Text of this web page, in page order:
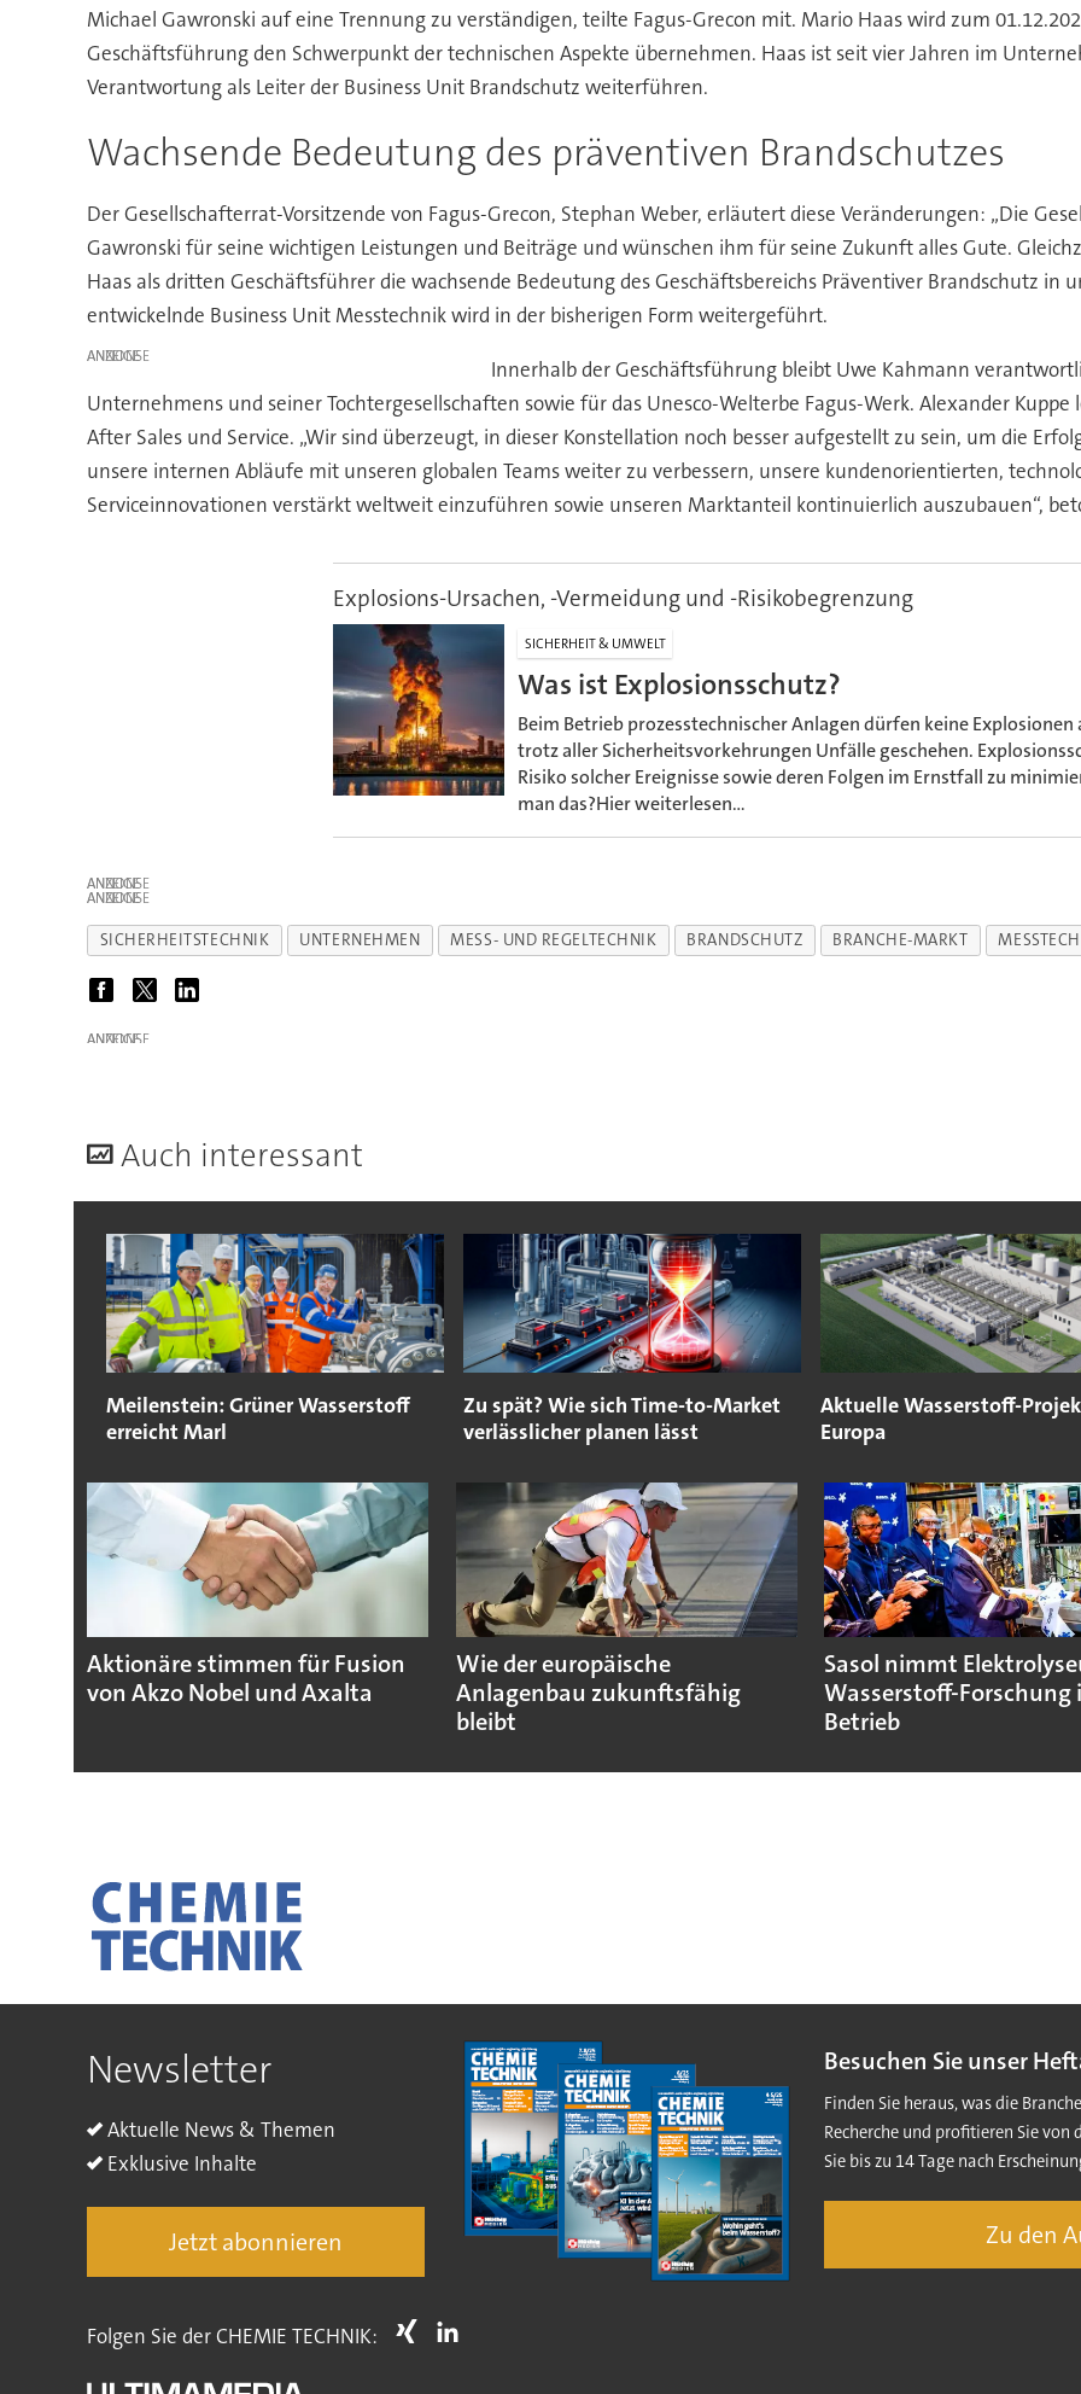
Michael Gawronski auf eine Trennung zu verständigen, teilte Fagus-Grecon mit. Mario Haas wird zum
Geschäftsführung den Schwerpunkt der technischen Aspekte übernehmen. Haas ist seit vier Jahren im
Verantwortung als Leiter der Business Unit Brandschutz weiterführen.
Wachsende Bedeutung des präventiven Brandschutzes
Der Gesellschafterrat-Vorsitzende von Fagus-Grecon, Stephan Weber, erläutert diese Veränderungen: „Die
Gawronski für seine wichtigen Leistungen und Beiträge und wünschen ihm für seine Zukunft alles Gute.
Haas als dritten Geschäftsführer die wachsende Bedeutung des Geschäftsbereichs Präventiver Brandschutz in
entwickelnde Business Unit Messtechnik wird in der bisherigen Form weitergeführt.
ANZEIGE
Innerhalb der Geschäftsführung bleibt Uwe Kahmann
Unternehmens und seiner Tochtergesellschaften sowie für das Unesco-Welterbe Fagus-Werk. Alexander
After Sales und Service. „Wir sind überzeugt, in dieser Konstellation noch besser aufgestellt zu sein, um die
unsere internen Abläufe mit unseren globalen Teams weiter zu verbessern, unsere kundenorientierten,
Serviceinnovationen verstärkt weltweit einzuführen sowie unseren Marktanteil kontinuierlich auszubauen“,
Explosions-Ursachen, -Vermeidung und -Risikobegrenzung
SICHERHEIT & UMWELT
Was ist Explosionsschutz?
Beim Betrieb prozesstechnischer Anlagen dürfen keine
trotz aller Sicherheitsvorkehrungen Unfälle geschehen.
Risiko solcher Ereignisse sowie deren Folgen im Ernstfall zu
man das?Hier weiterlesen...
ANZEIGE
ANZEIGE
SICHERHEITSTECHNIK UNTERNEHMEN MESS- UND REGELTECHNIK BRANDSCHUTZ BRANCHE-MARKT
ANZEIGE
Auch interessant
Meilenstein: Grüner Wasserstoff
erreicht Marl
Zu spät? Wie sich Time-to-Market
verlässlicher planen lässt
Aktuelle Wasserstoff-
Europa
Aktionäre stimmen für Fusion
von Akzo Nobel und Axalta
Wie der europäische
Anlagenbau zukunftsfähig
bleibt
Sasol nimmt
Wasserstoff-Forschung
Betrieb
Newsletter
Aktuelle News & Themen
Exklusive Inhalte
Jetzt abonnieren
Besuchen Sie unser
Finden Sie heraus, was die
Recherche und profitieren Sie
Sie bis zu 14 Tage nach
Zu den
Folgen Sie der CHEMIE TECHNIK: